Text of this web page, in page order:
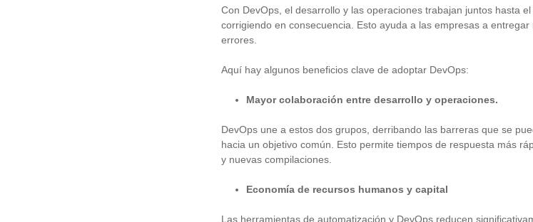
Con DevOps, el desarrollo y las operaciones trabajan juntos hasta
corrigiendo en consecuencia. Esto ayuda a las empresas a
errores.
Aquí hay algunos beneficios clave de adoptar DevOps:
Mayor colaboración entre desarrollo y operaciones.
DevOps une a estos dos grupos, derribando las barreras que se
hacia un objetivo común. Esto permite tiempos de respuesta más
y nuevas compilaciones.
Economía de recursos humanos y capital
Las herramientas de automatización y DevOps reducen